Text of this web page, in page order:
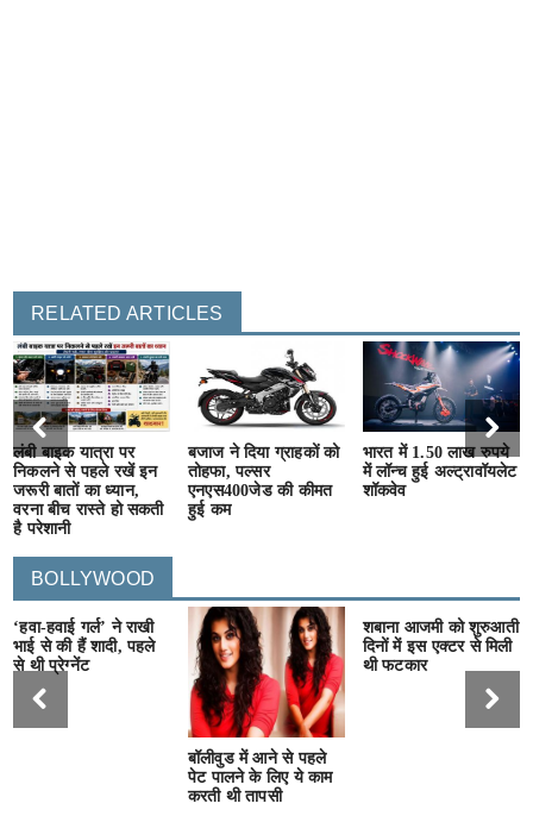
RELATED ARTICLES
लंबी बाइक यात्रा पर
निकलने से पहले रखें इन
जरूरी बातों का ध्यान,
वरना बीच रास्ते हो सकती
है परेशानी
बजाज ने दिया ग्राहकों को
तोहफा, पल्सर
एनएस400जेड की कीमत
हुई कम
भारत में 1.50 लाख रुपये
में लॉन्च हुई अल्ट्रावॉयलेट
शॉकवेव
BOLLYWOOD
‘हवा-हवाई गर्ल’ ने राखी
भाई से की हैं शादी, पहले
से थी प्रेग्नेंट
बॉलीवुड में आने से पहले
पेट पालने के लिए ये काम
करती थी तापसी
शबाना आजमी को शुरुआती
दिनों में इस एक्टर से मिली
थी फटकार